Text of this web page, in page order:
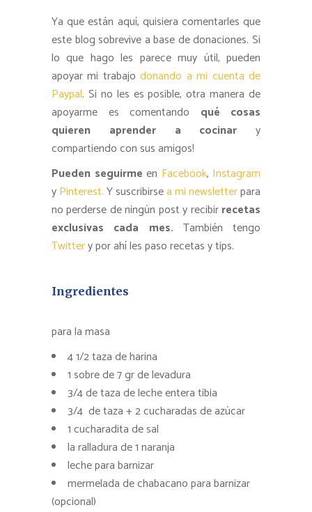
Ya que están aquí, quisiera comentarles que
este blog sobrevive a base de donaciones. Si
lo que hago les parece muy útil, pueden
apoyar mi trabajodonando a mi cuenta de
Paypal. Si no les es posible, otra manera de
apoyarme es comentando qué cosas
quieren aprender a cocinar y
compartiendo con sus amigos!
Pueden seguirme en Facebook, Instagram
yPinterest.Y suscribirsea mi newsletterpara
no perderse de ningún post y recibirrecetas
exclusivas cada mes. También tengo
Twittery por ahí les paso recetas y tips.
Ingredientes
para la masa
4 1/2 taza de harina
1 sobre de 7 gr de levadura
3/4 de taza de leche entera tibia
3/4 de taza + 2 cucharadas de azúcar
1 cucharadita de sal
la ralladura de 1 naranja
leche para barnizar
mermelada de chabacano para barnizar
(opcional)